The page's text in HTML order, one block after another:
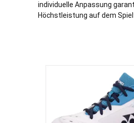
individuelle Anpassung
Höchstleistung auf dem